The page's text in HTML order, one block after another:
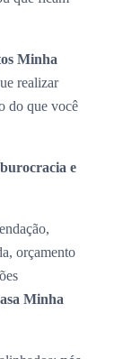
Minha
realizar
do que você
e
orçamento
Minha